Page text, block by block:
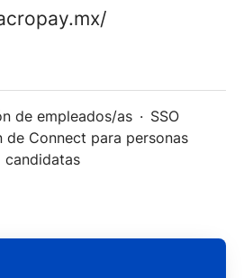
de empleados/as · SSO
de Connect para personas
candidatas